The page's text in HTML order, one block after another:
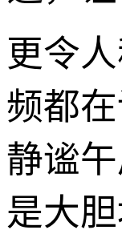
更令
频都
静谧
是大